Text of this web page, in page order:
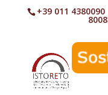
+39 011 4380090